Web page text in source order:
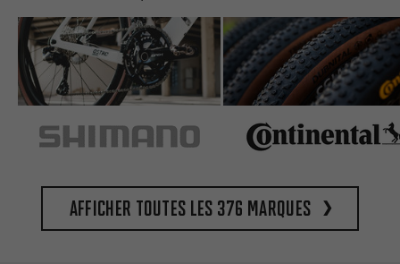
Afficher toutes les 376 marques